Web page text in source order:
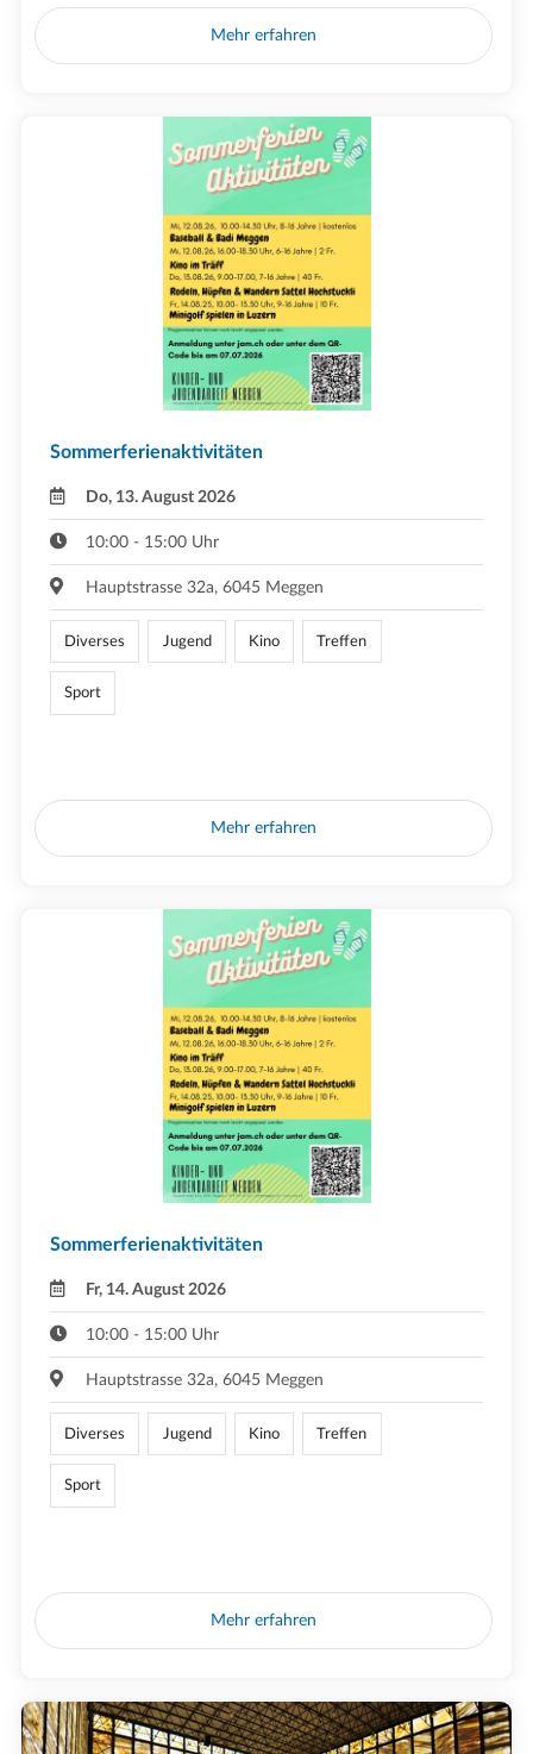
Mehr erfahren
Sommerferienaktivitäten
Do, 13. August 2026
10:00 - 15:00 Uhr
Hauptstrasse 32a, 6045 Meggen
Diverses Jugend Kino Treffen
Sport
Mehr erfahren
Sommerferienaktivitäten
Fr, 14. August 2026
10:00 - 15:00 Uhr
Hauptstrasse 32a, 6045 Meggen
Diverses Jugend Kino Treffen
Sport
Mehr erfahren